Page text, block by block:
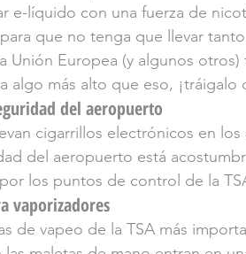
e-líquido con una fuerza de
que no tenga que llevar
Unión Europea (y algunos
algo más alto que eso, ¡tráigalo
del aeropuerto
cigarrillos electrónicos en
del aeropuerto está
los puntos de control de la
vaporizadores
de vapeo de la TSA más